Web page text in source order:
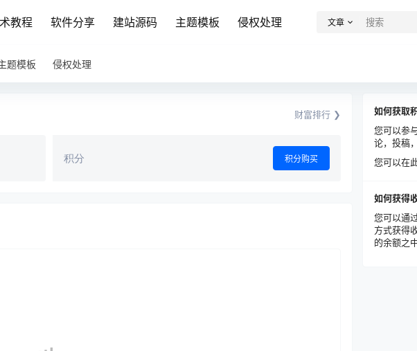
教程 软件分享 建站源码 主题模板 侵权处理 文章
题模板 侵权处理
财富排行 ❯
积分 积分购买
如何获取
您可以参
论，投稿
您可以在
如何获得
您可以通
方式获得
的余额之